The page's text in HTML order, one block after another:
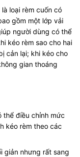
loại rèm cuốn có
gồm một lớp vải
người dùng có thể
kéo rèm sao cho hai
cản lại; khi kéo cho
gian thoáng
thể điều chỉnh mức
kéo rèm theo các
giản nhưng rất sang